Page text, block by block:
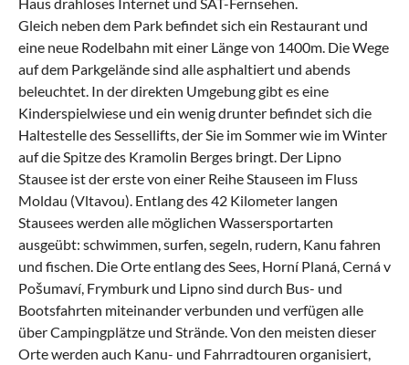
Gleich neben dem Park befindet sich ein Restaurant und
eine neue Rodelbahn mit einer Länge von 1400m. Die Wege
auf dem Parkgelände sind alle asphaltiert und abends
beleuchtet. In der direkten Umgebung gibt es eine
Kinderspielwiese und ein wenig drunter befindet sich die
Haltestelle des Sessellifts, der Sie im Sommer wie im Winter
auf die Spitze des Kramolin Berges bringt. Der Lipno
Stausee ist der erste von einer Reihe Stauseen im Fluss
Moldau (Vltavou). Entlang des 42 Kilometer langen
Stausees werden alle möglichen Wassersportarten
ausgeübt: schwimmen, surfen, segeln, rudern, Kanu fahren
und fischen. Die Orte entlang des Sees, Horní Planá, Cerná v
Pošumaví, Frymburk und Lipno sind durch Bus- und
Bootsfahrten miteinander verbunden und verfügen alle
über Campingplätze und Strände. Von den meisten dieser
Orte werden auch Kanu- und Fahrradtouren organisiert,